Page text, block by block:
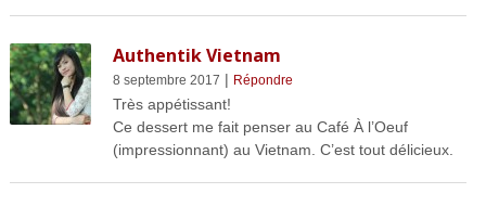
Authentik Vietnam
8 septembre 2017 | Répondre
Très appétissant!
Ce dessert me fait penser au Café À l’Oeuf
(impressionnant) au Vietnam. C’est tout délicieux.